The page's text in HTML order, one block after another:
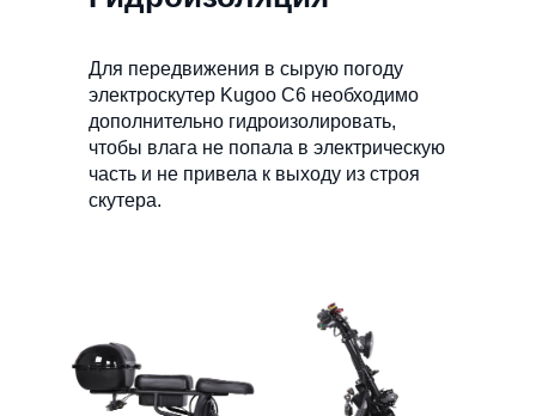
Для передвижения в сырую погоду
электроскутер Kugoo C6 необходимо
дополнительно гидроизолировать,
чтобы влага не попала в электрическую
часть и не привела к выходу из строя
скутера.